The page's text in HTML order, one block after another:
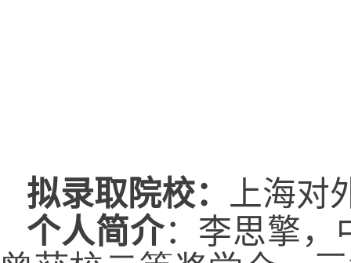
拟录取院校： 上海对
个人简介： 李思擎，